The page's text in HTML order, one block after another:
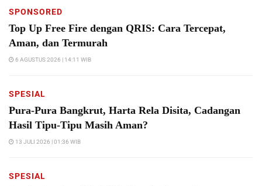
SPONSORED
Top Up Free Fire dengan QRIS: Cara Tercepat,
Aman, dan Termurah
6 AGUSTUS 2026 | 14:11 WIB
SPESIAL
Pura-Pura Bangkrut, Harta Rela Disita, Cadangan
Hasil Tipu-Tipu Masih Aman?
13 JULI 2026 | 01:36 WIB
SPESIAL